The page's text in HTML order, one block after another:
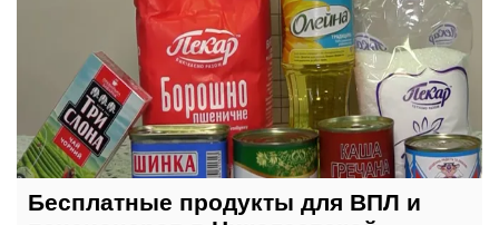
Бесплатные продукты для ВПЛ и